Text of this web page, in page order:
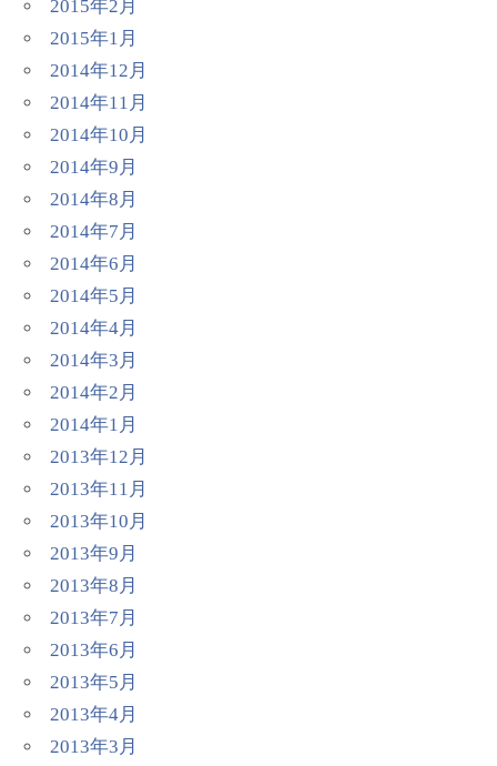
2015年2月
2015年1月
2014年12月
2014年11月
2014年10月
2014年9月
2014年8月
2014年7月
2014年6月
2014年5月
2014年4月
2014年3月
2014年2月
2014年1月
2013年12月
2013年11月
2013年10月
2013年9月
2013年8月
2013年7月
2013年6月
2013年5月
2013年4月
2013年3月